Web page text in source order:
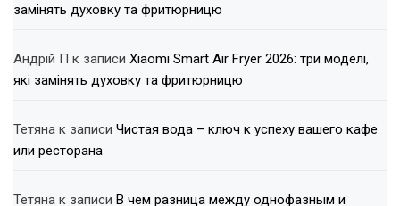
замінять духовку та фритюрницю
Андрій П к записи Xiaomi Smart Air Fryer 2026: три моделі,
які замінять духовку та фритюрницю
Тетяна к записи Чистая вода – ключ к успеху вашего кафе
или ресторана
Тетяна к записи В чем разница между однофазным и